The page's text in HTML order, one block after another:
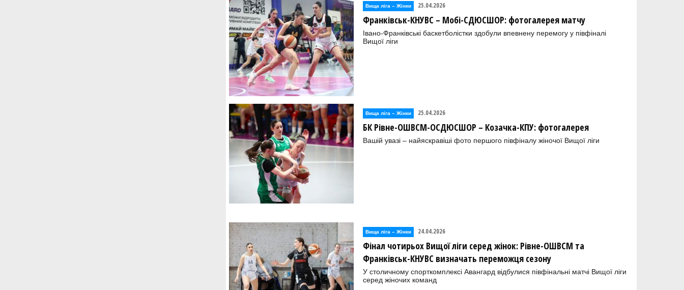
Вища лiга – Жiнки 25.04.2026
Франківськ-КНУВС – Мобі-СДЮСШОР: фотогалерея матчу
Івано-Франківські баскетболістки здобули впевнену перемогу у півфіналі
Вищої ліги
Вища лiга – Жiнки 25.04.2026
БК Рівне-ОШВСМ-ОСДЮСШОР – Козачка-КПУ: фотогалерея
Вашій увазі – найяскравіші фото першого півфіналу жіночої Вищої ліги
Вища лiга – Жiнки 24.04.2026
Фінал чотирьох Вищої ліги серед жінок: Рівне-ОШВСМ та
Франківськ-КНУВС визначать переможця сезону
У столичному спорткомплексі Авангард відбулися півфінальні матчі Вищої ліги
серед жіночих команд